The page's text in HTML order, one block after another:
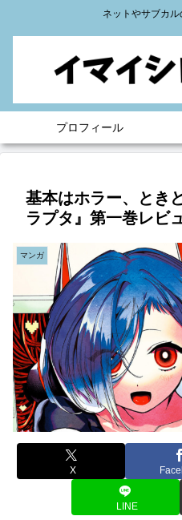
ネットやサブカ
プロフィール
基本はホラー、とき
ラプタ』第一巻レビ
マンガ
X
LINE